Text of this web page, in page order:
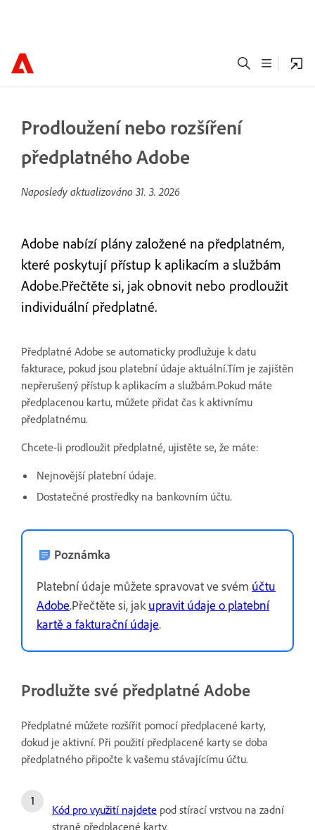
Prodloužení nebo rozšíření
předplatného Adobe
Naposledy aktualizováno 31. 3. 2026
Adobe nabízí plány založené na předplatném,
které poskytují přístup k aplikacím a službám
Adobe.Přečtěte si, jak obnovit nebo prodloužit
individuální předplatné.
Předplatné Adobe se automaticky prodlužuje k datu
fakturace, pokud jsou platební údaje aktuální.Tím je zajištěn
nepřerušený přístup k aplikacím a službám.Pokud máte
předplacenou kartu, můžete přidat čas k aktivnímu
předplatnému.
Chcete-li prodloužit předplatné, ujistěte se, že máte:
Nejnovější platební údaje.
Dostatečné prostředky na bankovním účtu.
Poznámka
Platební údaje můžete spravovat ve svém účtu
Adobe.Přečtěte si, jak upravit údaje o platební
kartě a fakturační údaje.
Prodlužte své předplatné Adobe
Předplatné můžete rozšířit pomocí předplacené karty,
dokud je aktivní. Při použití předplacené karty se doba
předplatného připočte k vašemu stávajícímu účtu.
Kód pro využití najdete pod stírací vrstvou na zadní
straně předplacené karty.